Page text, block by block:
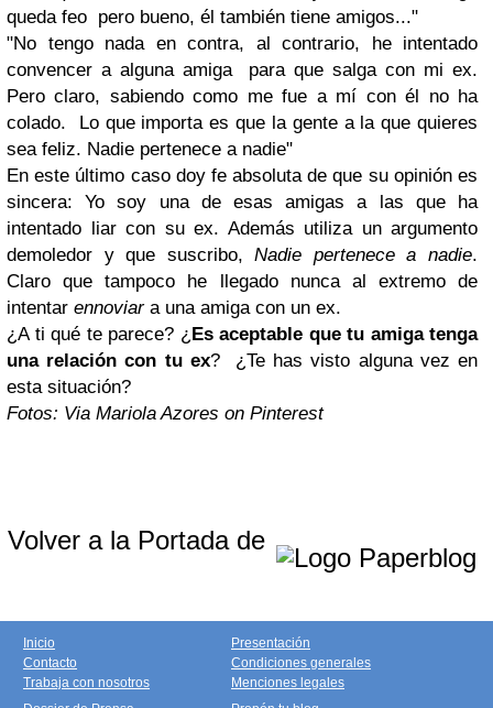
queda feo pero bueno, él también tiene amigos..."
"No tengo nada en contra, al contrario, he intentado
convencer a alguna amiga para que salga con mi ex.
Pero claro, sabiendo como me fue a mí con él no ha
colado. Lo que importa es que la gente a la que quieres
sea feliz. Nadie pertenece a nadie"
En este último caso doy fe absoluta de que su opinión es
sincera: Yo soy una de esas amigas a las que ha
intentado liar con su ex. Además utiliza un argumento
demoledor y que suscribo,Nadie pertenece a nadie.
Claro que tampoco he llegado nunca al extremo de
intentar ennoviara una amiga con un ex.
¿A ti qué te parece? ¿Es aceptable que tu amiga tenga
una relación con tu ex? ¿Te has visto alguna vez en
esta situación?
Fotos: Via Mariola Azores on Pinterest
Volver a la Portada de
Inicio
Contacto
Trabaja con nosotros
Presentación
Condiciones generales
Menciones legales